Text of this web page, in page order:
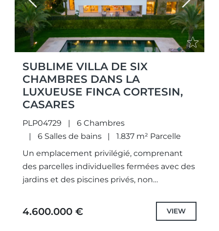
Previous Next
SUBLIME VILLA DE SIX
CHAMBRES DANS LA
LUXUEUSE FINCA CORTESIN,
CASARES
PLP04729
6 Chambres
6 Salles de bains
1.837 m² Parcelle
Un emplacement privilégié, comprenant
des parcelles individuelles fermées avec des
jardins et des piscines privés, non
méticuleusement et sélectionnés avec des
spécifications et des équipements...
4.600.000 € VIEW